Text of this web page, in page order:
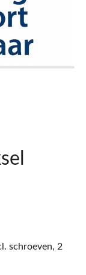
schroeven, 2